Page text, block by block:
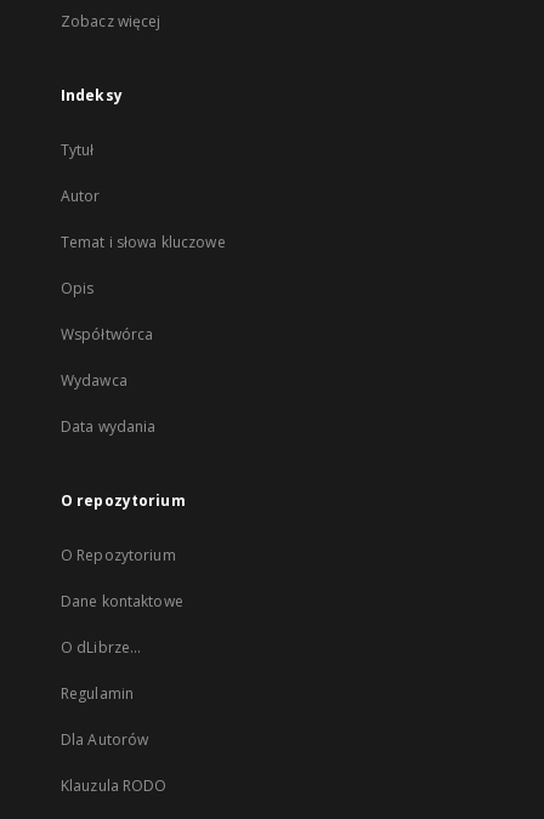
Zobacz więcej
Indeksy
Tytuł
Autor
Temat i słowa kluczowe
Opis
Współtwórca
Wydawca
Data wydania
O repozytorium
O Repozytorium
Dane kontaktowe
O dLibrze...
Regulamin
Dla Autorów
Klauzula RODO